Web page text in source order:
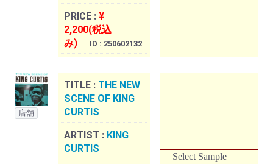
PRICE : ¥
2,200(税込
み)
ID : 250602132
店舗
TITLE : THE NEW
SCENE OF KING
CURTIS
ARTIST : KING
CURTIS
Select Sample